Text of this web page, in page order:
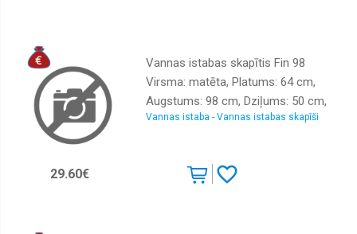
Vannas istabas skapītis Fin 98
Virsma: matēta, Platums: 64 cm,
Augstums: 98 cm, Dziļums: 50 cm,
Materiāls: LKSP + finieris, Ar spoguli:
Vannas istaba - Vannas istabas skapīši
29.60€